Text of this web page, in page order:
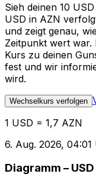
Sieh deinen 10
USD in AZN
und zeigt genau,
Zeitpunkt wert war.
Kurs zu deinen
fest und wir
wird.
Wechselkurs verfolgen
1 USD = 1,7 AZN
6. Aug. 2026, 04:01
Diagramm –